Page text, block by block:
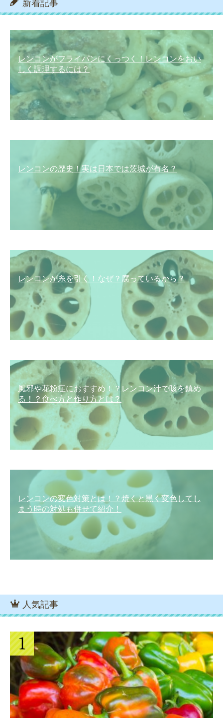
新着記事
レンコンがフライパンにくっつく！レンコンをおい
しく調理するには？
レンコンの歴史！実は日本では茨城が有名？
レンコンが糸を引く！なぜ？腐っているから？
風邪や花粉症におすすめ！？レンコン汁で咳を鎮め
る！？食べ方と作り方とは？
レンコンの変色対策とは！？焼くと黒く変色してし
まう時の対処も併せて紹介！
人気記事